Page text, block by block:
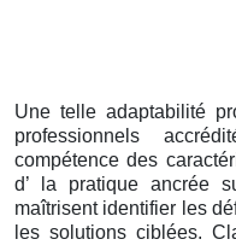
Une telle adaptabilité
professionnels
compétence des
d’ la pratique ancrée
maîtrisent identifier les
les solutions ciblées.